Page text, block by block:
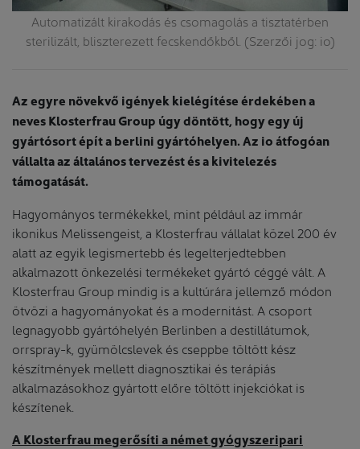
Automatizált kirakodás és csomagolás a tisztatérben
sterilizált, bliszterezett fecskendőkből. (Szerzői jog: io)
Az egyre növekvő igények kielégítése érdekében a
neves Klosterfrau Group úgy döntött, hogy egy új
gyártósort épít a berlini gyártóhelyen. Az io átfogóan
vállalta az általános tervezést és a kivitelezés
támogatását.
Hagyományos termékekkel, mint például az immár
ikonikus Melissengeist, a Klosterfrau vállalat közel 200 év
alatt az egyik legismertebb és legelterjedtebben
alkalmazott önkezelési termékeket gyártó céggé vált. A
Klosterfrau Group mindig is a kultúrára jellemző módon
ötvözi a hagyományokat és a modernitást. A csoport
legnagyobb gyártóhelyén Berlinben a destillátumok,
orrspray-k, gyümölcslevek és cseppbe töltött kész
készítmények mellett diagnosztikai és terápiás
alkalmazásokhoz gyártott előre töltött injekciókat is
készítenek.
A Klosterfrau megerősíti a német gyógyszeripari